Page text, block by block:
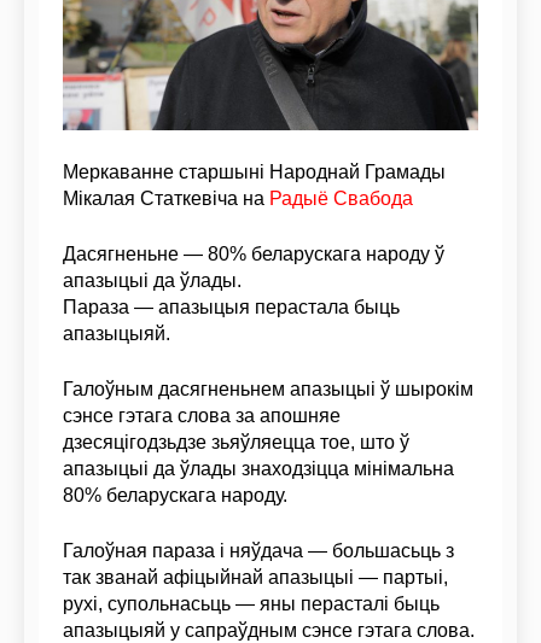
Меркаванне старшыні Народнай Грамады
Мікалая Статкевіча на Радыё Свабода
Дасягненьне — 80% беларускага народу ў
апазыцыі да ўлады.
Параза — апазыцыя перастала быць
апазыцыяй.
Галоўным дасягненьнем апазыцыі ў шырокім
сэнсе гэтага слова за апошняе
дзесяцігодзьдзе зьяўляецца тое, што ў
апазыцыі да ўлады знаходзіцца мінімальна
80% беларускага народу.
Галоўная параза і няўдача — большасьць з
так званай афіцыйнай апазыцыі — партыі,
рухі, супольнасьць — яны перасталі быць
апазыцыяй у сапраўдным сэнсе гэтага слова.